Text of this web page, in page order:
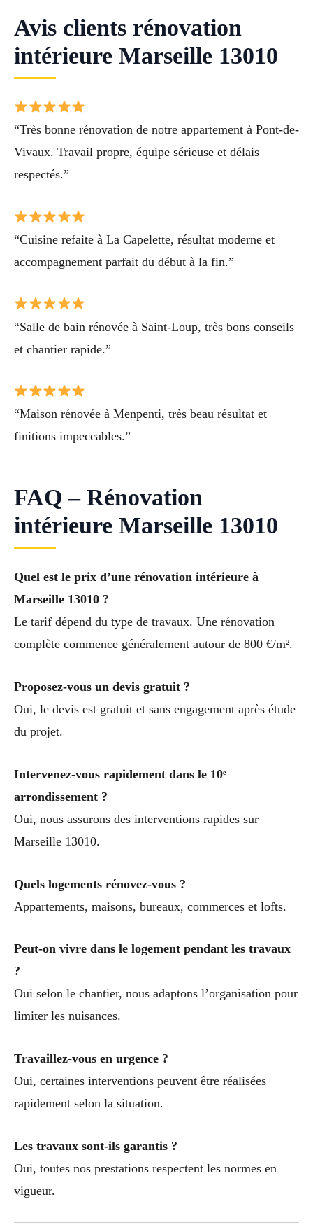
Avis clients rénovation
intérieure Marseille 13010
“Très bonne rénovation de notre appartement à Pont-de-
Vivaux. Travail propre, équipe sérieuse et délais
respectés.”
“Cuisine refaite à La Capelette, résultat moderne et
accompagnement parfait du début à la fin.”
“Salle de bain rénovée à Saint-Loup, très bons conseils
et chantier rapide.”
“Maison rénovée à Menpenti, très beau résultat et
finitions impeccables.”
FAQ – Rénovation
intérieure Marseille 13010
Quel est le prix d’une rénovation intérieure à
Marseille 13010 ?
Le tarif dépend du type de travaux. Une rénovation
complète commence généralement autour de 800 €/m².
Proposez-vous un devis gratuit ?
Oui, le devis est gratuit et sans engagement après étude
du projet.
Intervenez-vous rapidement dans le 10ᵉ
arrondissement ?
Oui, nous assurons des interventions rapides sur
Marseille 13010.
Quels logements rénovez-vous ?
Appartements, maisons, bureaux, commerces et lofts.
Peut-on vivre dans le logement pendant les travaux
?
Oui selon le chantier, nous adaptons l’organisation pour
limiter les nuisances.
Travaillez-vous en urgence ?
Oui, certaines interventions peuvent être réalisées
rapidement selon la situation.
Les travaux sont-ils garantis ?
Oui, toutes nos prestations respectent les normes en
vigueur.